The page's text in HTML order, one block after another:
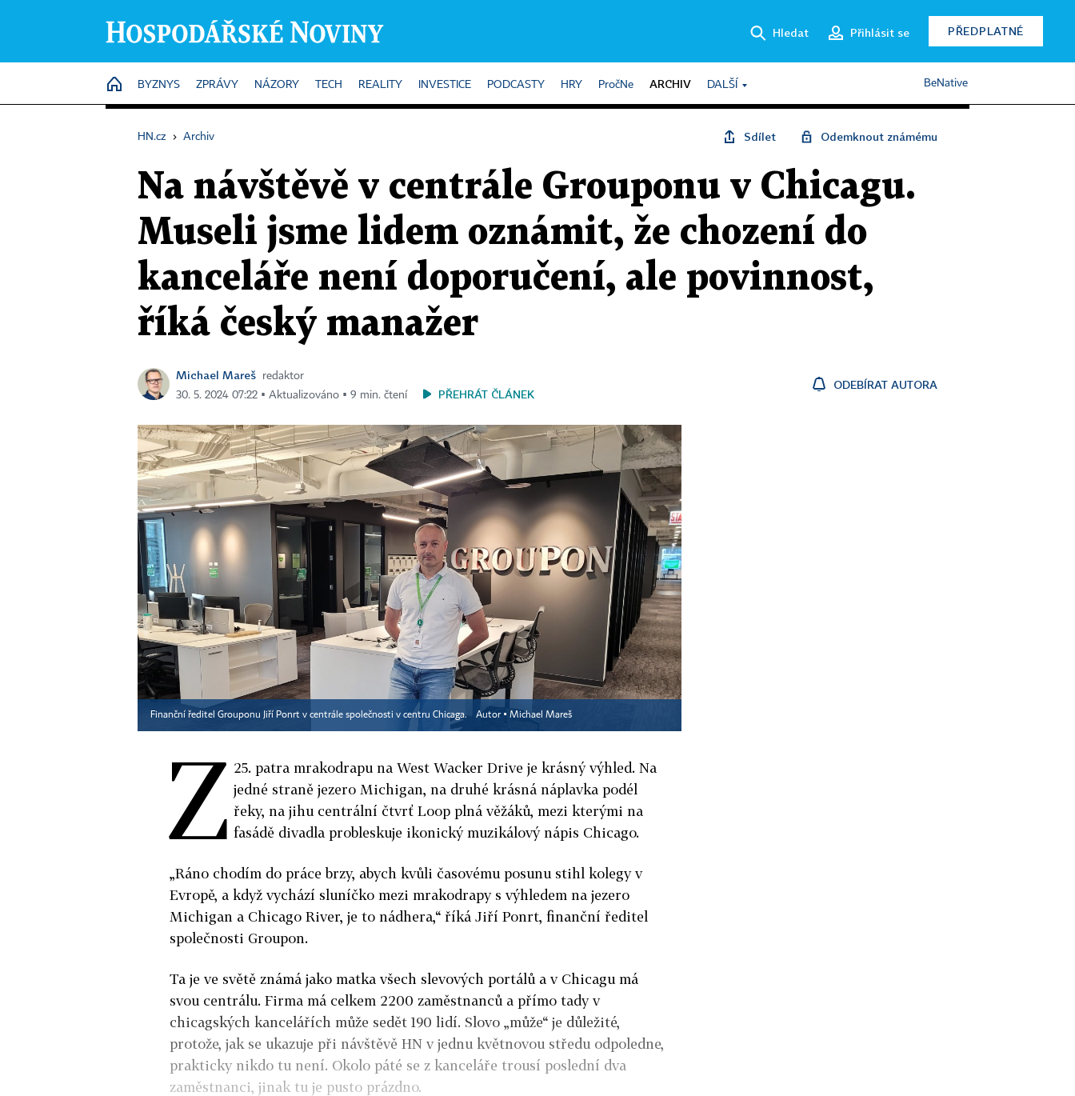
Hledat Přihlásit se PŘEDPLATNÉ
HOME
BYZNYS ZPRÁVY NÁZORY TECH REALITY INVESTICE PODCASTY HRY PročNe ARCHIV DALŠÍ BeNative
HN.cz › Archiv Sdílet Odemknout známému
Na návštěvě v centrále Grouponu v Chicagu.
Museli jsme lidem oznámit, že chození do
kanceláře není doporučení, ale povinnost,
říká český manažer
Michael Mareš
redaktor
30. 5. 2024 07:22 ▪ Aktualizováno ▪ 9 min. čtení
PŘEHRÁT ČLÁNEK
ODEBÍRAT AUTORA
Finanční ředitel Grouponu Jiří Ponrt v centrále společnosti v centru Chicaga. Autor ▪ Michael Mareš
Z 25. patra mrakodrapu na West Wacker Drive je krásný výhled. Na
jedné straně jezero Michigan, na druhé krásná náplavka podél
řeky, na jihu centrální čtvrť Loop plná věžáků, mezi kterými na
fasádě divadla probleskuje ikonický muzikálový nápis Chicago.
„Ráno chodím do práce brzy, abych kvůli časovému posunu stihl kolegy v
Evropě, a když vychází sluníčko mezi mrakodrapy s výhledem na jezero
Michigan a Chicago River, je to nádhera,“ říká Jiří Ponrt, finanční ředitel
společnosti Groupon.
Ta je ve světě známá jako matka všech slevových portálů a v Chicagu má
svou centrálu. Firma má celkem 2200 zaměstnanců a přímo tady v
chicagských kancelářích může sedět 190 lidí. Slovo „může“ je důležité,
protože, jak se ukazuje při návštěvě HN v jednu květnovou středu odpoledne,
prakticky nikdo tu není. Okolo páté se z kanceláře trousí poslední dva
zaměstnanci, jinak tu je pusto prázdno.